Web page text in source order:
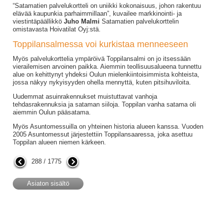
“Satamatien palvelukortteli on uniikki kokonaisuus, johon rakentuu
elävää kaupunkia parhaimmillaan”, kuvailee markkinointi- ja
viestintäpäällikkö Juho Malmi Satamatien palvelukorttelin
omistavasta Hoivatilat Oyj:stä.
Toppilansalmessa voi kurkistaa menneeseen
Myös palvelukorttelia ympäröivä Toppilansalmi on jo itsessään
vierailemisen arvoinen paikka. Aiemmin teollisuusalueena tunnettu
alue on kehittynyt yhdeksi Oulun mielenkiintoisimmista kohteista,
jossa näkyy nykyisyyden ohella mennyttä, kuten pitsihuviloita.
Uudemmat asuinrakennukset muistuttavat vanhoja
tehdasrakennuksia ja sataman siiloja. Toppilan vanha satama oli
aiemmin Oulun pääsatama.
Myös Asuntomessuilla on yhteinen historia alueen kanssa. Vuoden
2005 Asuntomessut järjestettiin Toppilansaaressa, joka asettuu
Toppilan alueen niemen kärkeen.
288 / 1775
Asiaton sisältö